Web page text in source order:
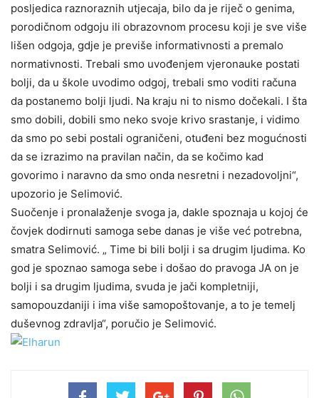
posljedica raznoraznih utjecaja, bilo da je riječ o genima,
porodičnom odgoju ili obrazovnom procesu koji je sve više
lišen odgoja, gdje je previše informativnosti a premalo
normativnosti. Trebali smo uvođenjem vjeronauke postati
bolji, da u škole uvodimo odgoj, trebali smo voditi računa
da postanemo bolji ljudi. Na kraju ni to nismo dočekali. I šta
smo dobili, dobili smo neko svoje krivo srastanje, i vidimo
da smo po sebi postali ograničeni, otuđeni bez mogućnosti
da se izrazimo na pravilan način, da se kočimo kad
govorimo i naravno da smo onda nesretni i nezadovoljni“,
upozorio je Selimović.
Suočenje i pronalaženje svoga ja, dakle spoznaja u kojoj će
čovjek dodirnuti samoga sebe danas je više već potrebna,
smatra Selimović. „ Time bi bili bolji i sa drugim ljudima. Ko
god je spoznao samoga sebe i došao do pravoga JA on je
bolji i sa drugim ljudima, svuda je jači kompletniji,
samopouzdaniji i ima više samopoštovanje, a to je temelj
duševnog zdravlja“, poručio je Selimović.